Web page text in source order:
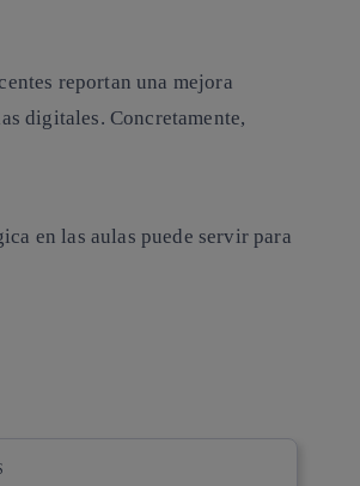
reportan una mejora
digitales. Concretamente,
en las aulas puede servir para